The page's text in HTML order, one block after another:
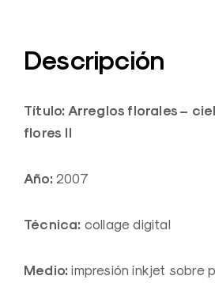
Descripción
Título: Arreglos florales –
flores II
Año: 2007
Técnica: collage digital
Medio: impresión inkjet sobre